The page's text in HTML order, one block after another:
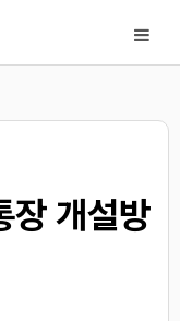
장 개설방